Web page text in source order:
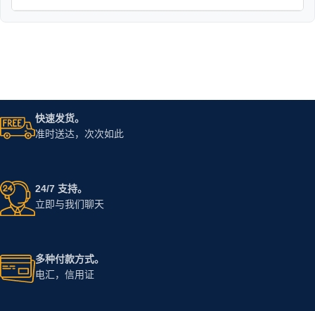
快速发货。
准时送达，次次如此
24/7 支持。
立即与我们聊天
多种付款方式。
电汇，信用证